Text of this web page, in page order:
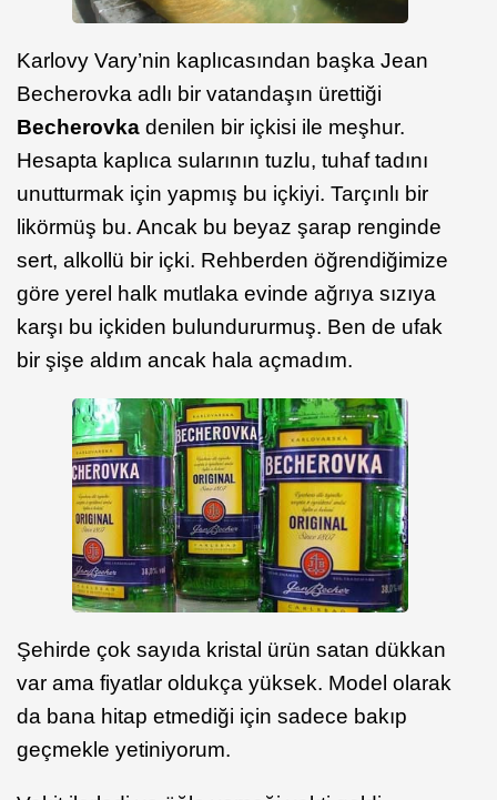
Karlovy Vary’nin kaplıcasından başka Jean
Becherovka adlı bir vatandaşın ürettiği
Becherovka denilen bir içkisi ile meşhur.
Hesapta kaplıca sularının tuzlu, tuhaf tadını
unutturmak için yapmış bu içkiyi. Tarçınlı bir
likörmüş bu. Ancak bu beyaz şarap renginde
sert, alkollü bir içki. Rehberden öğrendiğimize
göre yerel halk mutlaka evinde ağrıya sızıya
karşı bu içkiden bulundururmuş. Ben de ufak
bir şişe aldım ancak hala açmadım.
Şehirde çok sayıda kristal ürün satan dükkan
var ama fiyatlar oldukça yüksek. Model olarak
da bana hitap etmediği için sadece bakıp
geçmekle yetiniyorum.